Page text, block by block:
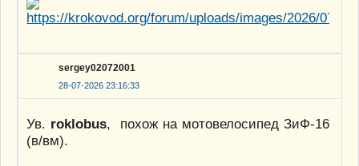
sergey02072001
28-07-2026 23:16:33
Ув. roklobus, похож на мотовелосипед ЗиФ-16
(в/вм).